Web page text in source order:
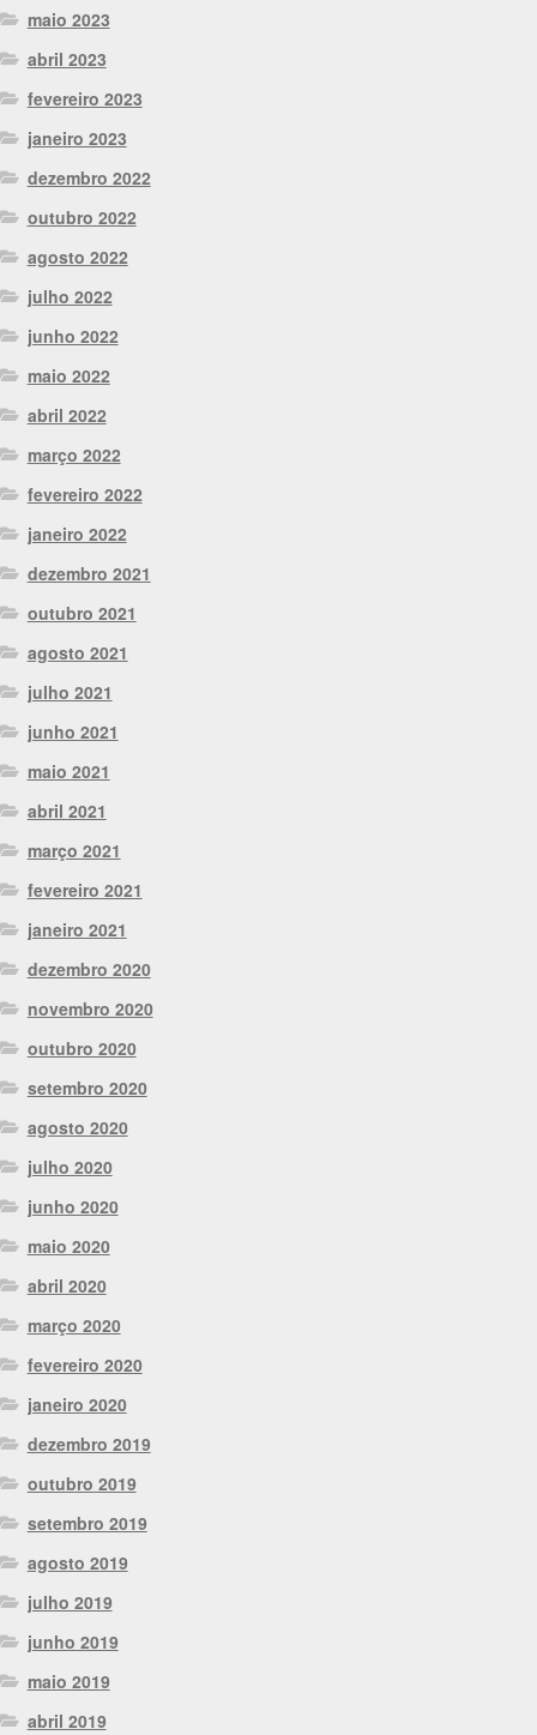
maio 2023
abril 2023
fevereiro 2023
janeiro 2023
dezembro 2022
outubro 2022
agosto 2022
julho 2022
junho 2022
maio 2022
abril 2022
março 2022
fevereiro 2022
janeiro 2022
dezembro 2021
outubro 2021
agosto 2021
julho 2021
junho 2021
maio 2021
abril 2021
março 2021
fevereiro 2021
janeiro 2021
dezembro 2020
novembro 2020
outubro 2020
setembro 2020
agosto 2020
julho 2020
junho 2020
maio 2020
abril 2020
março 2020
fevereiro 2020
janeiro 2020
dezembro 2019
outubro 2019
setembro 2019
agosto 2019
julho 2019
junho 2019
maio 2019
abril 2019